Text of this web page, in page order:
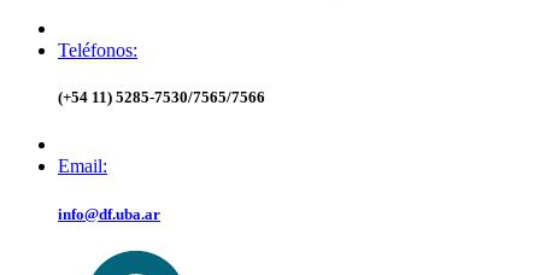
Teléfonos:
(+54 11) 5285-7530/7565/7566
Email:
info@df.uba.ar